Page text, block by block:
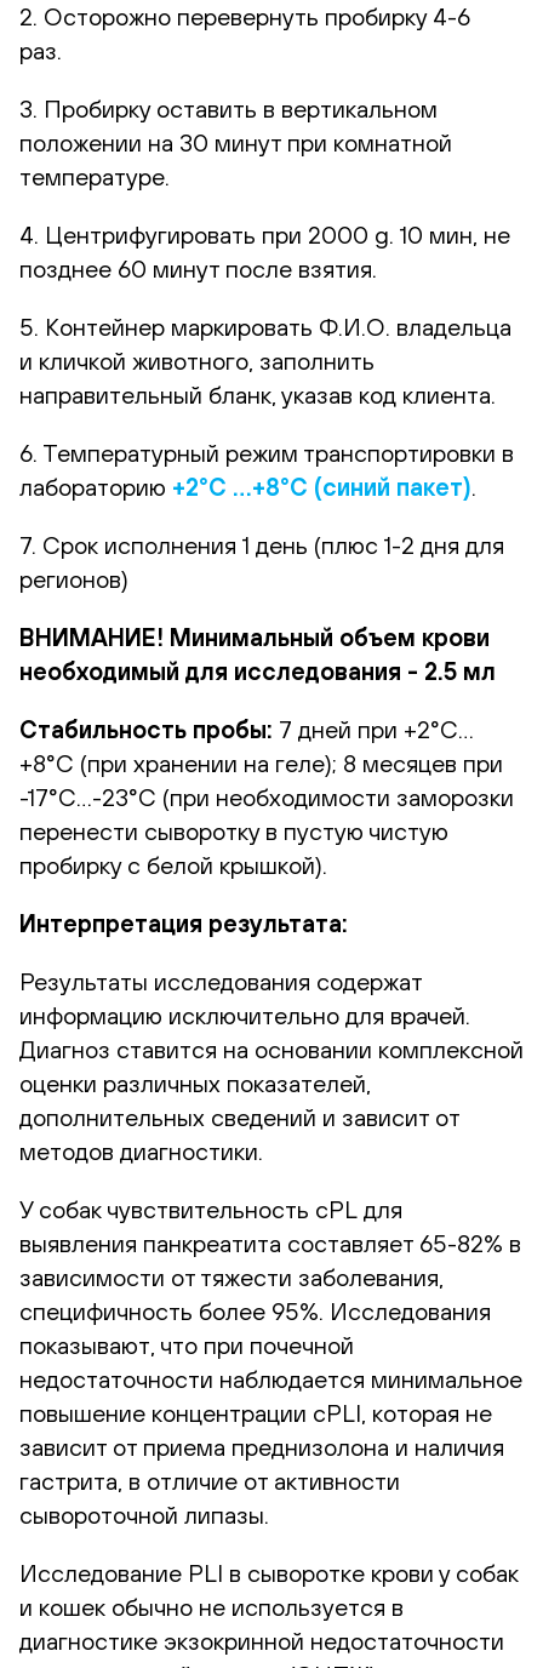
2. Осторожно перевернуть пробирку 4-6
раз.
3. Пробирку оставить в вертикальном
положении на 30 минут при комнатной
температуре.
4. Центрифугировать при 2000 g. 10 мин, не
позднее 60 минут после взятия.
5. Контейнер маркировать Ф.И.О. владельца
и кличкой животного, заполнить
направительный бланк, указав код клиента.
6. Температурный режим транспортировки в
лабораторию +2°С …+8°С (синий пакет)
7. Срок исполнения 1 день (плюс 1-2 дня для
регионов)
ВНИМАНИЕ! Минимальный объем крови
необходимый для исследования - 2.5 мл
Стабильность пробы: 7 дней при +2°С…
+8°С (при хранении на геле); 8 месяцев при
-17°С…-23°С (при необходимости заморозки
перенести сыворотку в пустую чистую
пробирку с белой крышкой).
Интерпретация результата:
Результаты исследования содержат
информацию исключительно для врачей.
Диагноз ставится на основании комплексной
оценки различных показателей,
дополнительных сведений и зависит от
методов диагностики.
У собак чувствительность сPL для
выявления панкреатита составляет 65-82% в
зависимости от тяжести заболевания,
специфичность более 95%. Исследования
показывают, что при почечной
недостаточности наблюдается минимальное
повышение концентрации сPLI, которая не
зависит от приема преднизолона и наличия
гастрита, в отличие от активности
сывороточной липазы.
Исследование PLI в сыворотке крови у собак
и кошек обычно не используется в
диагностике экзокринной недостаточности